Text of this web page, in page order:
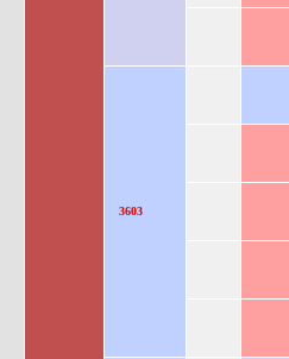
3603